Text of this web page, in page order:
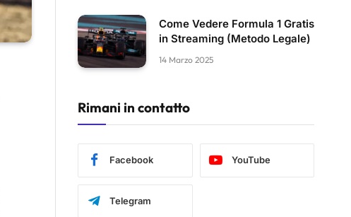
Come Vedere Formula 1 Gratis
in Streaming (Metodo Legale)
14 Marzo 2025
Rimani in contatto
Facebook YouTube
Telegram